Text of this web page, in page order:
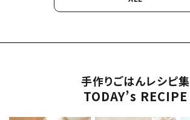
手作りごはんレシピ集
TODAY’s RECIPE